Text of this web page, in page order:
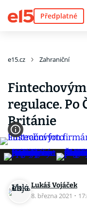
Předplatné
e15.cz Zahraniční
regulace. Po
Británie
Lukáš Vojáček
8. března 2021 ·